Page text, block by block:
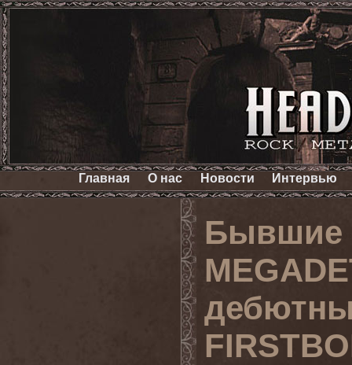
Главная О нас Новости Интервью
Бывшие